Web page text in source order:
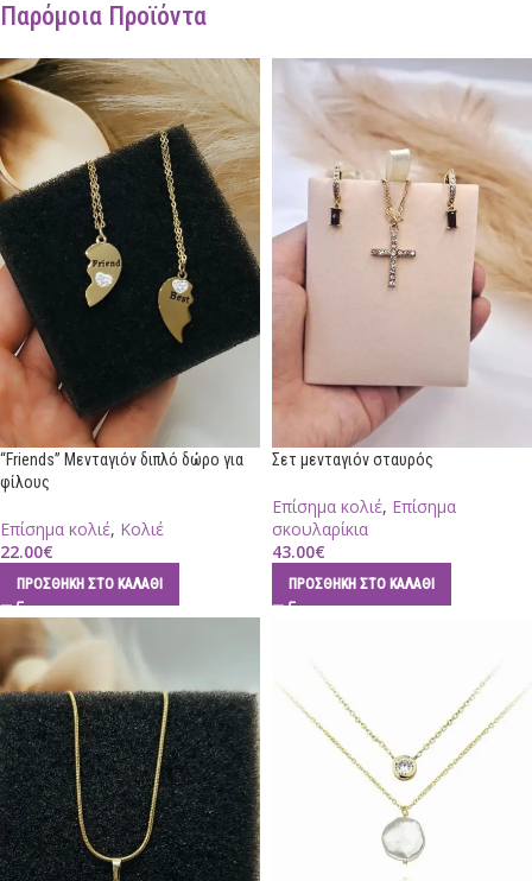
Παρόμοια Προϊόντα
“Friends” Μενταγιόν διπλό δώρο για
φίλους
Επίσημα κολιέ, Κολιέ
22.00€
ΠΡΟΣΘΉΚΗ ΣΤΟ ΚΑΛΆΘΙ
Σετ μενταγιόν σταυρός
Επίσημα κολιέ, Επίσημα
σκουλαρίκια
43.00€
ΠΡΟΣΘΉΚΗ ΣΤΟ ΚΑΛΆΘΙ